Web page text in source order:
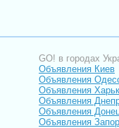
GO! в городах
Объявления Киев
Объявления
Объявления
Объявления
Объявления
Объявления